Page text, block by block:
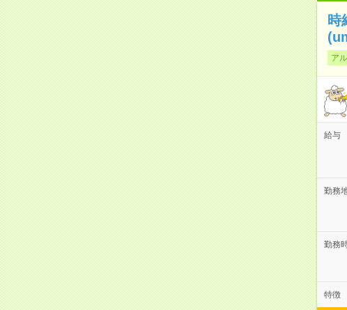
時
ア
給与
勤務
勤務
特徴